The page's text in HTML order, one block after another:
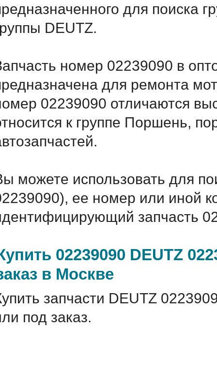
для поиска
DEUTZ.
номер 02239090 в
для ремонта
02239090 отличаются
к группе Поршень,
можете использовать для
ее номер или иной
запчасть
02239090 DEUTZ
в Москве
запчасти DEUTZ
под заказ.